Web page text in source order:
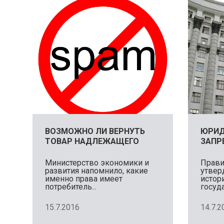
ВОЗМОЖНО ЛИ ВЕРНУТЬ
ТОВАР НАДЛЕЖАЩЕГО
ЗАКЛЮЧЕНИИ ДОГОВОРОВ
НА РАССТОЯНИИ
Министерство экономики и
развития напомнило, какие
именно права имеет
потребитель...
15.7.2016